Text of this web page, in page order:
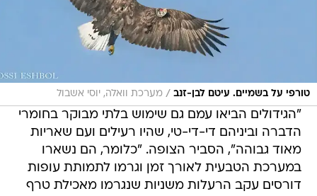
טורפי על בשמיים. עיטם לבן-זנב / מערכת וואלה, יוסי אשבול
"הגידולים הביאו עמם גם שימוש בלתי מבוקר בחומרי
הדברה וביניהם די-די-טי, שהיו רעילים ועם שאריות
מאוד גבוהה", הסביר הצופה. "כלומר, הם נשארו
במערכת הטבעית לאורך זמן וגרמו לתמותת עופות
דורסים עקב הרעלות משניות שנגרמו מאכילת טרף